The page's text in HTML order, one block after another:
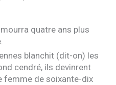
quatre ans plus
blanchit (dit-on) les
cendré, ils devinrent
femme de soixante-dix